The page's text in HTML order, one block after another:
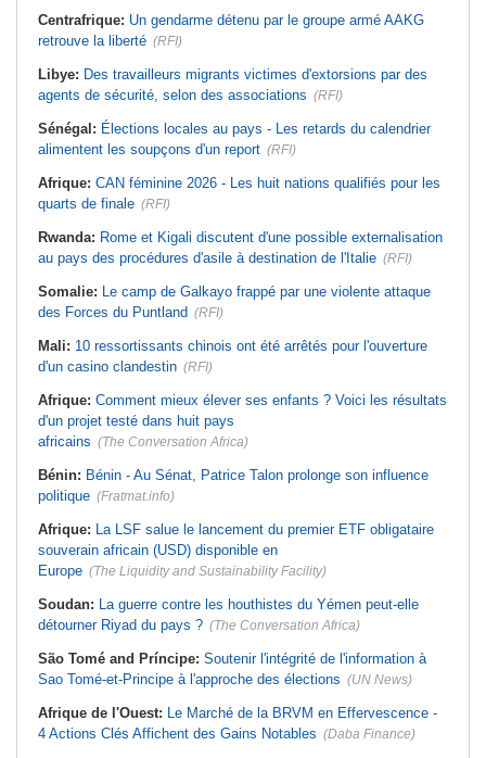
Centrafrique: Un gendarme détenu par le groupe armé AAKG
retrouve la liberté (RFI)
Libye: Des travailleurs migrants victimes d'extorsions par des
agents de sécurité, selon des associations (RFI)
Sénégal: Élections locales au pays - Les retards du calendrier
alimentent les soupçons d'un report (RFI)
Afrique: CAN féminine 2026 - Les huit nations qualifiés pour les
quarts de finale (RFI)
Rwanda: Rome et Kigali discutent d'une possible externalisation
au pays des procédures d'asile à destination de l'Italie (RFI)
Somalie: Le camp de Galkayo frappé par une violente attaque
des Forces du Puntland (RFI)
Mali: 10 ressortissants chinois ont été arrêtés pour l'ouverture
d'un casino clandestin (RFI)
Afrique: Comment mieux élever ses enfants ? Voici les résultats
d'un projet testé dans huit pays
africains (The Conversation Africa)
Bénin: Bénin - Au Sénat, Patrice Talon prolonge son influence
politique (Fratmat.info)
Afrique: La LSF salue le lancement du premier ETF obligataire
souverain africain (USD) disponible en
Europe (The Liquidity and Sustainability Facility)
Soudan: La guerre contre les houthistes du Yémen peut-elle
détourner Riyad du pays ? (The Conversation Africa)
São Tomé and Príncipe: Soutenir l'intégrité de l'information à
Sao Tomé-et-Principe à l'approche des élections (UN News)
Afrique de l'Ouest: Le Marché de la BRVM en Effervescence -
4 Actions Clés Affichent des Gains Notables (Daba Finance)